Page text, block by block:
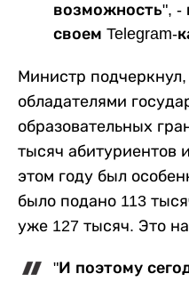
возможность", -
своем Telegram-
Министр подчеркнул,
обладателями
образовательных
тысяч абитуриентов
этом году был
было подано 113
уже 127 тысяч. Это
"И поэтому